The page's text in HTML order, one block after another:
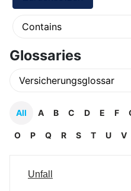
Glossaries
All A B C D E F
O P Q R S T U V
Unfall